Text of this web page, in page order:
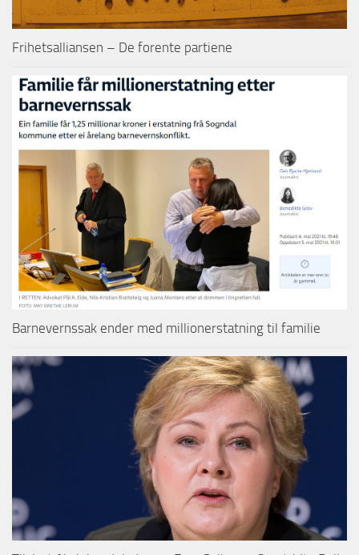
Frihetsalliansen – De forente partiene
Barnevernssak ender med millionerstatning til familie